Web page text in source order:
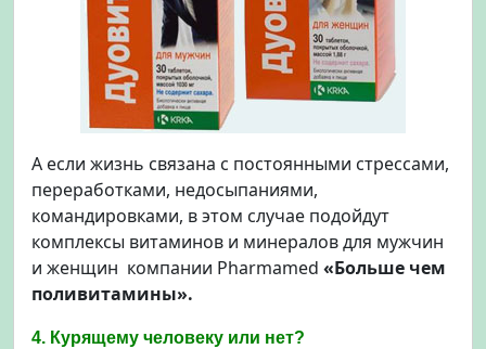
А если жизнь связана с постоянными стрессами,
переработками, недосыпаниями,
командировками, в этом случае подойдут
комплексы витаминов и минералов для мужчин
и женщин компании Pharmamed «Больше чем
поливитамины».
4. Курящему человеку или нет?